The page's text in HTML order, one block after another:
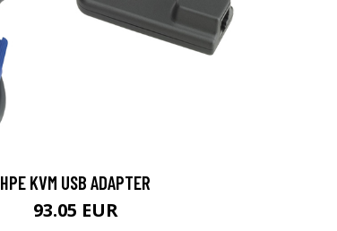
HPE KVM USB ADAPTER
93.05 EUR